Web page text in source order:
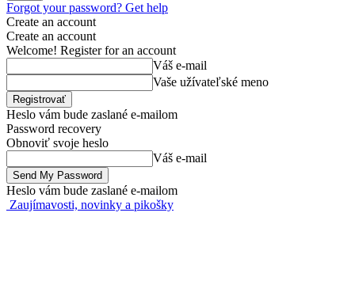
Forgot your password? Get help
Create an account
Create an account
Welcome! Register for an account
Váš e-mail
Vaše užívateľské meno
Heslo vám bude zaslané e-mailom
Password recovery
Obnoviť svoje heslo
Váš e-mail
Heslo vám bude zaslané e-mailom
Zaujímavosti, novinky a pikošky